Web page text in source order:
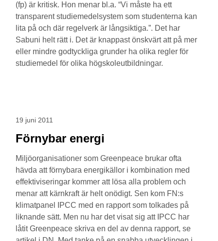
(fp) är kritisk. Hon menar bl.a. “Vi måste ha ett
transparent studiemedelsystem som studenterna kan
lita på och där regelverk är långsiktiga.”. Det har
Sabuni helt rätt i. Det är knappast önskvärt att på mer
eller mindre godtyckliga grunder ha olika regler för
studiemedel för olika högskoleutbildningar.
19 juni 2011
Förnybar energi
Miljöorganisationer som Greenpeace brukar ofta
hävda att förnybara energikällor i kombination med
effektiviseringar kommer att lösa alla problem och
menar att kärnkraft är helt onödigt. Sen kom FN:s
klimatpanel IPCC med en rapport som tolkades på
liknande sätt. Men nu har det visat sig att IPCC har
låtit Greenpeace skriva en del av denna rapport, se